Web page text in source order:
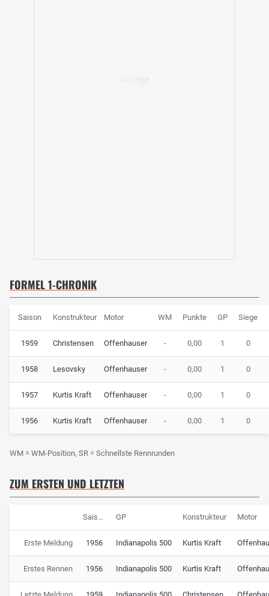
FORMEL 1-CHRONIK
Saison Konstrukteur Motor WM Punkte GP Siege
1959 Christensen Offenhauser - 0,00 1 0
1958 Lesovsky Offenhauser - 0,00 1 0
1957 Kurtis Kraft Offenhauser - 0,00 1 0
1956 Kurtis Kraft Offenhauser - 0,00 1 0
WM = WM-Position, SR = Schnellste Rennrunden
ZUM ERSTEN UND LETZTEN
Saison GP Konstrukteur Motor
Erste Meldung 1956 Indianapolis 500 Kurtis Kraft
Erstes Rennen 1956 Indianapolis 500 Kurtis Kraft